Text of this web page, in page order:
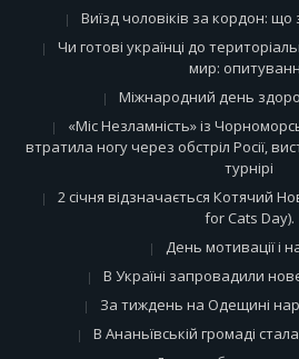
Виїзд чоловіків за кордон: що
Чи готові українці до
мир:
Міжнародний день
«Міс Незламність» із
втратила ногу через обстріл Росії,
турнірі
2 січня відзначається Котячий
for Cats Day).
День мотивації і
В Україні запровадили
За тиждень на Одещині
В Ананьївській громаді